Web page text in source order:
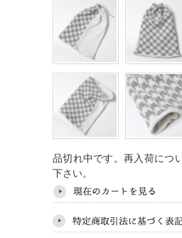
品切れ中です。再入荷につ
下さい。